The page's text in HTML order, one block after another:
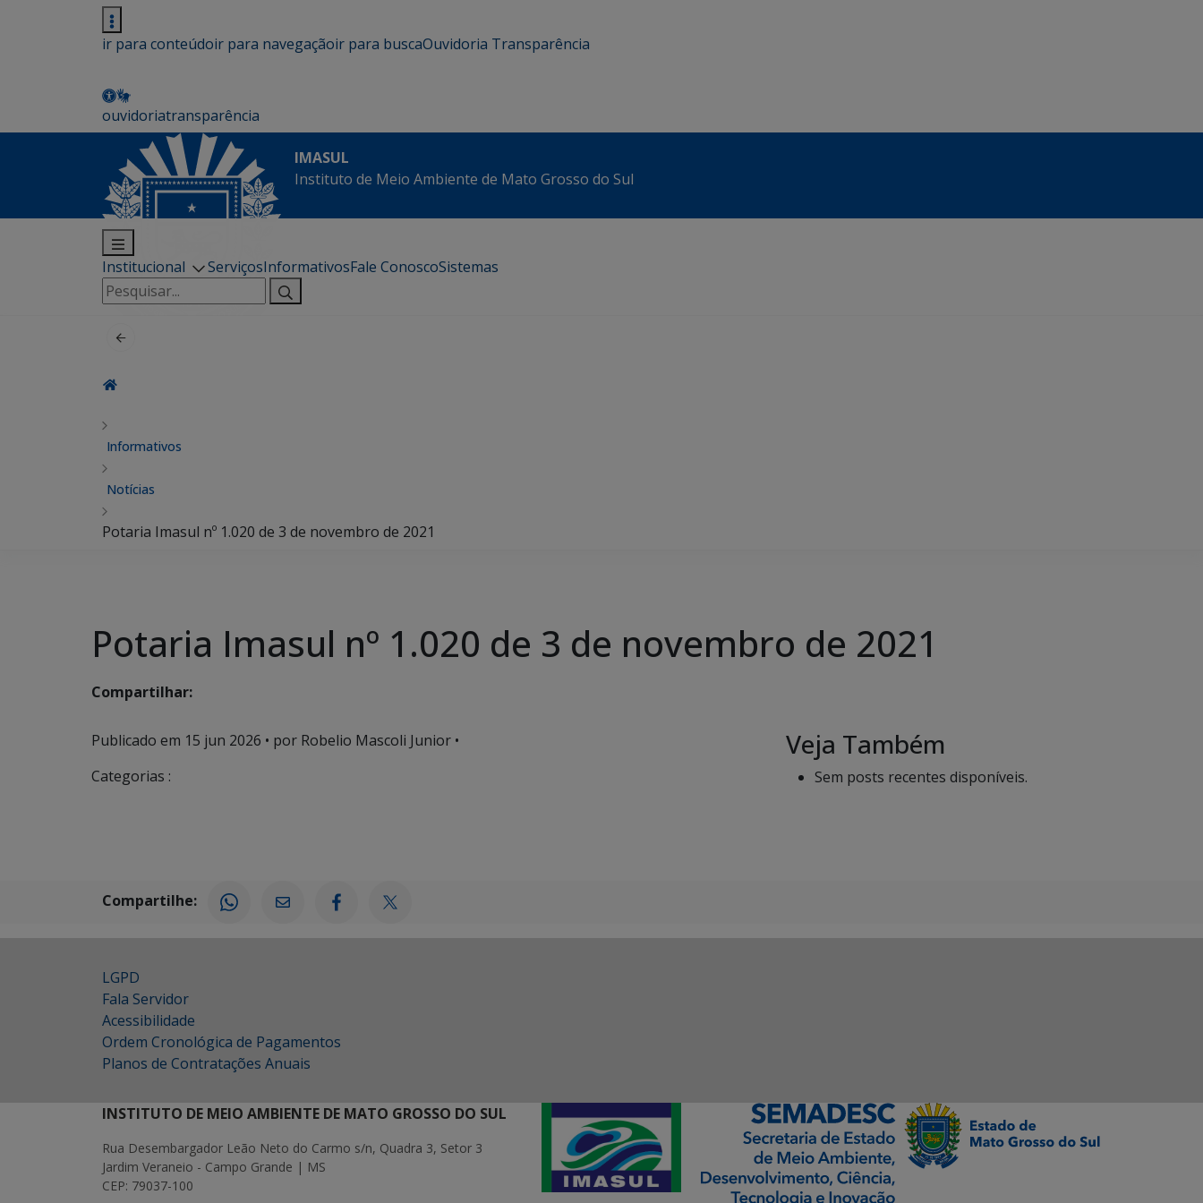
ir para conteúdoir para navegaçãoir para buscaOuvidoria Transparência
ouvidoriatransparência
IMASUL
Instituto de Meio Ambiente de Mato Grosso do Sul
Institucional ServiçosInformativosFale ConoscoSistemas
Pesquisar
por:
Informativos
Notícias
Potaria Imasul nº 1.020 de 3 de novembro de 2021
Potaria Imasul nº 1.020 de 3 de novembro de 2021
Compartilhar:
Publicado em 15 jun 2026 • por Robelio Mascoli Junior •
Categorias :
Veja Também
Sem posts recentes disponíveis.
Compartilhe:
LGPD
Fala Servidor
Acessibilidade
Ordem Cronológica de Pagamentos
Planos de Contratações Anuais
INSTITUTO DE MEIO AMBIENTE DE MATO GROSSO DO SUL
Rua Desembargador Leão Neto do Carmo s/n, Quadra 3, Setor 3
Jardim Veraneio - Campo Grande | MS
CEP: 79037-100